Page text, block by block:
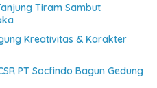
Tiram Sambut
Kreativitas & Karakter
PT Socfindo Bagun Gedung